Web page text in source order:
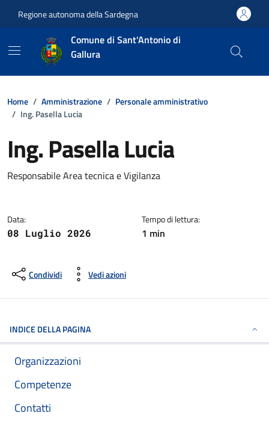
Regione autonoma della Sardegna
Comune di Sant'Antonio di
Gallura
Home Amministrazione
Personale amministrativo
Ing. Pasella Lucia
Ing. Pasella Lucia
Dettagli della notizia
Responsabile Area tecnica e Vigilanza
Data:
08 Luglio 2026
Tempo di lettura:
1 min
Condividi Vedi azioni
INDICE DELLA PAGINA
Organizzazioni
Competenze
Contatti